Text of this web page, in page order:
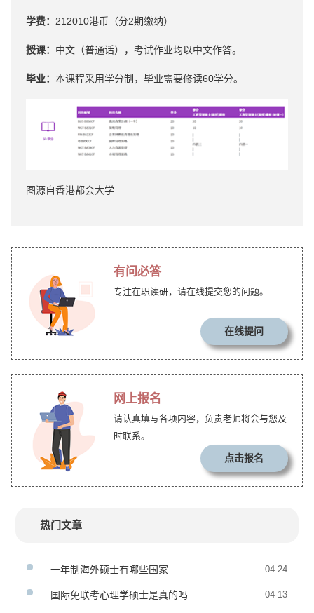
学费： 212010港币（分2期缴纳）
授课： 中文（普通话），考试作业均以中文作答。
毕业： 本课程采⽤学分制，毕业需要修读60学分。
图源自香港都会大学
有问必答
专注在职读研，请在线提交您的问题。
在线提问
网上报名
请认真填写各项内容，负责老师将会与您及
时联系。
点击报名
热门文章
一年制海外硕士有哪些国家 04-24
国际免联考心理学硕士是真的吗 04-13